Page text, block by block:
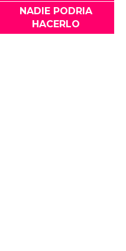
NADIE PODRIA
HACERLO